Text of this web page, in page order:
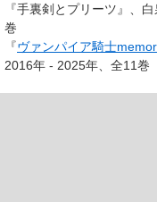
『手裏剣とプリーツ』、
巻
『ヴァンパイア騎士
2016年 - 2025年、全11巻